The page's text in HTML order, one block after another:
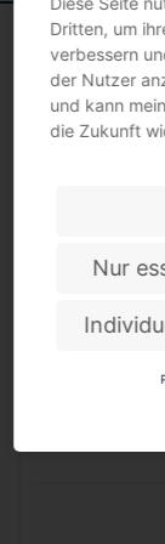
Dritten, um
verbessern
der Nutzer
und kann
die Zukunft
Nur